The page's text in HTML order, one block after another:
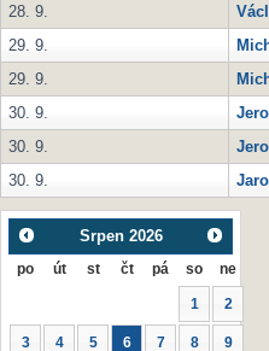
28. 9.
29. 9.
29. 9.
30. 9.
30. 9.
30. 9.
Srpen 2026
po út st čt pá so ne
1 2
3 4 5 6 7 8 9